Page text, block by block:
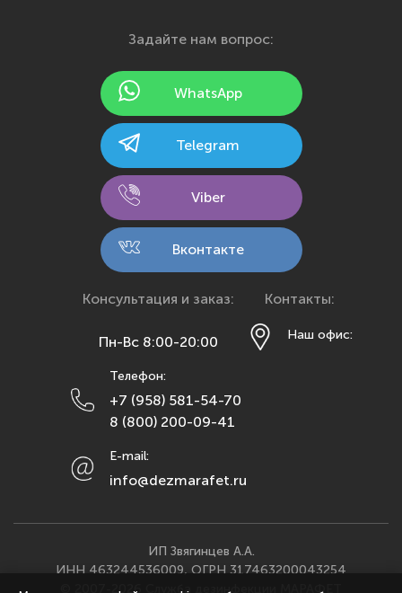
Йошкар-Ола
Калининград
Кемерово
Кострома
Краснодар
Красноярск
Махачкала
Москва
Набережные Челны
Нижний Новгород
Новосибирск
Орел
Задайте нам вопрос:
WhatsApp
Telegram
Viber
Вконтакте
Консультация и заказ:
Пн-Вс 8:00-20:00
Телефон:
+7 (958) 581-54-70
8 (800) 200-09-41
E-mail:
info@dezmarafet.ru
Контакты:
Наш офис:
ИП Звягинцев А.А.
ИНН 463244536009, ОГРН 317463200043254
© 2007-2026 Служба дезинфекции МАРАФЕТ